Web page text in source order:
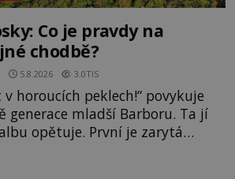
Co je pravdy na
chodbě?
5.8.2026 3.0TIS
v horoucích peklech!“ povykuje
generace mladší Barboru. Ta jí
opětuje. První je zarytá
kališnice. A každá z
z věží slavného hradu